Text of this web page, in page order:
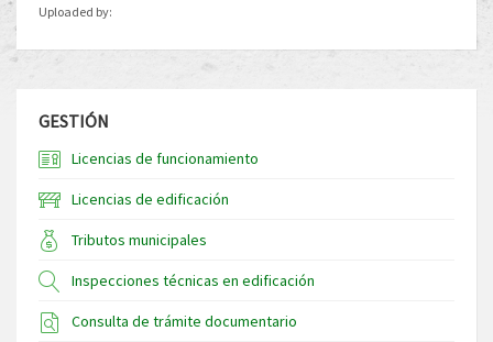
Uploaded by:
GESTIÓN
Licencias de funcionamiento
Licencias de edificación
Tributos municipales
Inspecciones técnicas en edificación
Consulta de trámite documentario